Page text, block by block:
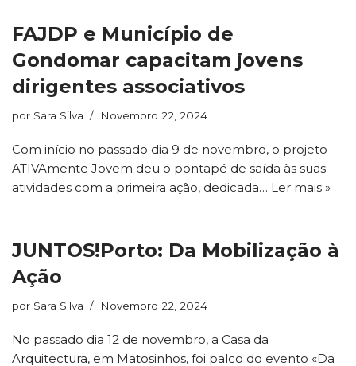
FAJDP e Município de
Gondomar capacitam jovens
dirigentes associativos
por Sara Silva Novembro 22, 2024
Com início no passado dia 9 de novembro, o projeto
ATIVAmente Jovem deu o pontapé de saída às suas
atividades com a primeira ação, dedicada… Ler mais »
JUNTOS!Porto: Da Mobilização à
Ação
por Sara Silva Novembro 22, 2024
No passado dia 12 de novembro, a Casa da
Arquitectura, em Matosinhos, foi palco do evento «Da